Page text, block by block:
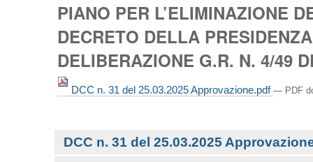
PIANO PER L’ELIMINAZIONE
DECRETO DELLA
DELIBERAZIONE G.R. N. 4/49
DCC n. 31 del 25.03.2025 Approvazione.pdf — PDF
Navigazione
DCC n. 31 del 25.03.2025